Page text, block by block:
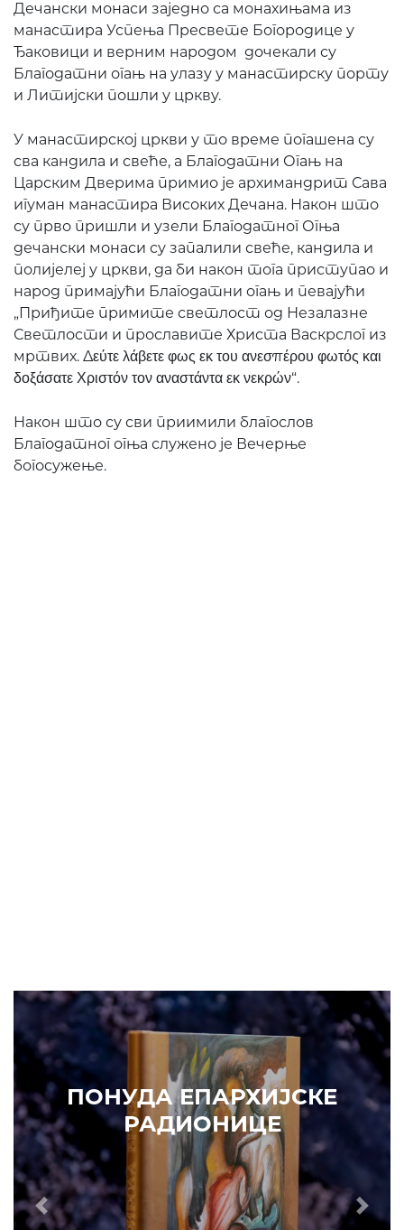
Дечански монаси заједно са монахињама из
манастира Успења Пресвете Богородице у
Ђаковици и верним народом дочекали су
Благодатни огањ на улазу у манастирску порту
и Литијски пошли у цркву.
У манастирској цркви у то време погашена су
сва кандила и свеће, а Благодатни Огањ на
Царским Дверима примио је архимандрит Сава
игуман манастира Високих Дечана. Након што
су прво пришли и узели Благодатног Огња
дечански монаси су запалили свеће, кандила и
полијелеј у цркви, да би након тога приступао и
народ примајући Благодатни огањ и певајући
„Приђите примите светлост од Незалазне
Светлости и прославите Христа Васкрслог из
мртвих. Δεύτε λάβετε φως εκ του ανεσπέρου φωτός και
δοξάσατε Χριστόν τον αναστάντα εκ νεκρών“.
Након што су сви приимили благослов
Благодатног огња служено је Вечерње
богосужење.
ПОНУДА ЕПАРХИЈСКЕ
РАДИОНИЦЕ
Prethodni